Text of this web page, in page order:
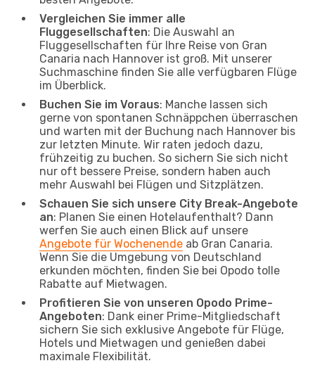
Vergleichen Sie immer alle
Fluggesellschaften: Die Auswahl an
Fluggesellschaften für Ihre Reise von Gran
Canaria nach Hannover ist groß. Mit unserer
Suchmaschine finden Sie alle verfügbaren Flüge
im Überblick.
Buchen Sie im Voraus: Manche lassen sich
gerne von spontanen Schnäppchen überraschen
und warten mit der Buchung nach Hannover bis
zur letzten Minute. Wir raten jedoch dazu,
frühzeitig zu buchen. So sichern Sie sich nicht
nur oft bessere Preise, sondern haben auch
mehr Auswahl bei Flügen und Sitzplätzen.
Schauen Sie sich unsere City Break-Angebote
an: Planen Sie einen Hotelaufenthalt? Dann
werfen Sie auch einen Blick auf unsere
Angebote für Wochenende ab Gran Canaria.
Wenn Sie die Umgebung von Deutschland
erkunden möchten, finden Sie bei Opodo tolle
Rabatte auf Mietwagen.
Profitieren Sie von unseren Opodo Prime-
Angeboten: Dank einer Prime-Mitgliedschaft
sichern Sie sich exklusive Angebote für Flüge,
Hotels und Mietwagen und genießen dabei
maximale Flexibilität.